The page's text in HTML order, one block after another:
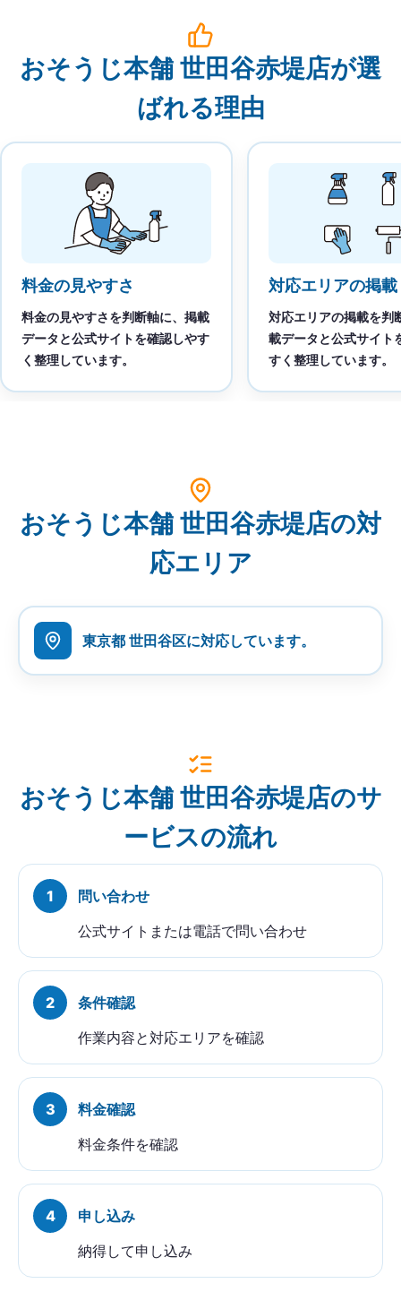
おそうじ本舗 世田谷赤堤店が選
ばれる理由
料金の見やすさ
料金の見やすさを判断軸に、掲載
データと公式サイトを確認しやす
く整理しています。
対応エリアの掲載
対応エリアの掲載を判
載データと公式サイト
すく整理しています。
おそうじ本舗 世田谷赤堤店の対
応エリア
東京都 世田谷区に対応しています。
おそうじ本舗 世田谷赤堤店のサ
ービスの流れ
問い合わせ
公式サイトまたは電話で問い合わせ
条件確認
作業内容と対応エリアを確認
料金確認
料金条件を確認
申し込み
納得して申し込み